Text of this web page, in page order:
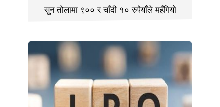
सुन तोलामा ९०० र चाँदी १० रुपैयाँले महँगियो